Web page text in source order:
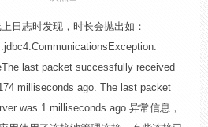
日志时发现，时长会抛出如：
last packet successfully received
milliseconds ago. The last packet
was 1 milliseconds ago 异常信息，